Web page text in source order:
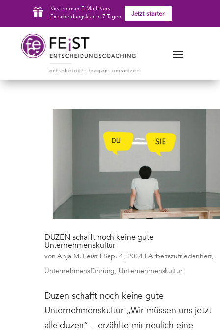

Kostenloser E-Mail-Kurs:
Entscheidungsklar in 7 Tagen
Jetzt starten
DUZEN schafft noch keine gute
Unternehmenskultur
von Anja M. Feist| Sep. 4, 2024| Arbeitszufriedenheit,
Unternehmensführung, Unternehmenskultur
Duzen schafft noch keine gute
Unternehmenskultur „Wir müssen uns jetzt
alle duzen“ – erzählte mir neulich eine